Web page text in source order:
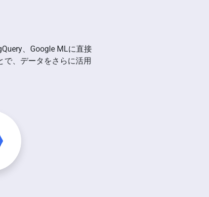
、Google MLに直接
で、データをさらに活用